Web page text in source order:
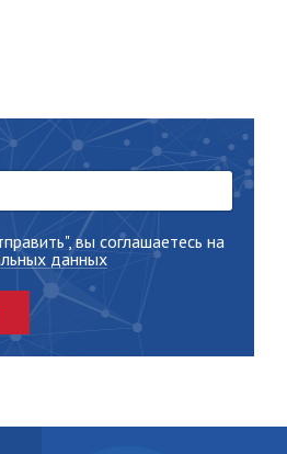
вы соглашаетесь на
данных